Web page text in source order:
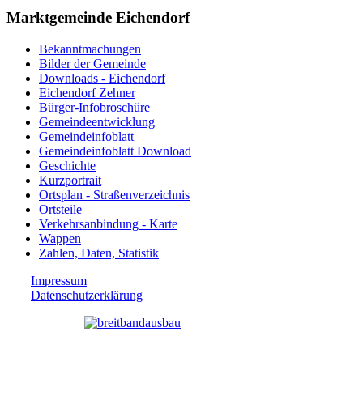
Marktgemeinde Eichendorf
Bekanntmachungen
Bilder der Gemeinde
Downloads - Eichendorf
Eichendorf Zehner
Bürger-Infobroschüre
Gemeindeentwicklung
Gemeindeinfoblatt
Gemeindeinfoblatt Download
Geschichte
Kurzportrait
Ortsplan - Straßenverzeichnis
Ortsteile
Verkehrsanbindung - Karte
Wappen
Zahlen, Daten, Statistik
Impressum
Datenschutzerklärung